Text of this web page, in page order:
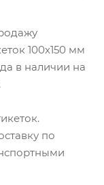
100х150 мм
в наличии на
по